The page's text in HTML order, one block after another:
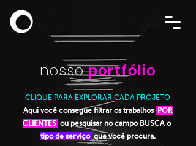
nossoportfólio
CLIQUE PARA EXPLORAR CADA PROJETO
Aqui você consegue filtrar os trabalhos POR
CLIENTES ou pesquisar no campo BUSCA o
tipo de serviço que você procura.